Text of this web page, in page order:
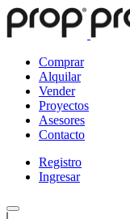
Comprar
Alquilar
Vender
Proyectos
Asesores
Contacto
Registro
Ingresar